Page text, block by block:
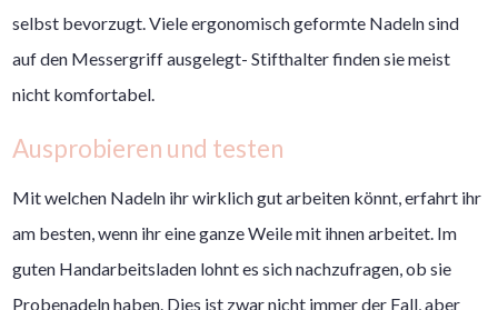
selbst bevorzugt. Viele ergonomisch geformte Nadeln sind
auf den Messergriff ausgelegt- Stifthalter finden sie meist
nicht komfortabel.
Ausprobieren und testen
Mit welchen Nadeln ihr wirklich gut arbeiten könnt, erfahrt ihr
am besten, wenn ihr eine ganze Weile mit ihnen arbeitet. Im
guten Handarbeitsladen lohnt es sich nachzufragen, ob sie
Probenadeln haben. Dies ist zwar nicht immer der Fall, aber